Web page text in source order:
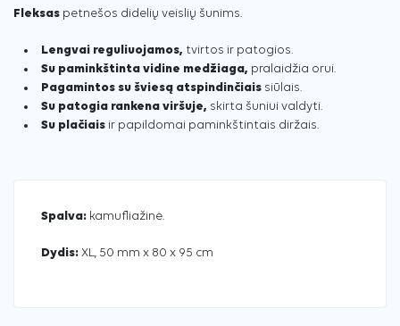
Fleksas petnešos didelių veislių šunims.
Lengvai reguliuojamos, tvirtos ir patogios.
Su paminkštinta vidine medžiaga, pralaidžia orui.
Pagamintos su šviesą atspindinčiais siūlais.
Su patogia rankena viršuje, skirta šuniui valdyti.
Su plačiais ir papildomai paminkštintais diržais.
Spalva: kamufliažinė.
Dydis: XL, 50 mm x 80 x 95 cm